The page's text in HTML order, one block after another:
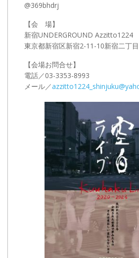
@369bhdrj
【会 場】
新宿UNDERGROUND Azzitto1224
東京都新宿区新宿2-11-10新宿二丁
【会場お問合せ】
電話／03-3353-8993
メール／